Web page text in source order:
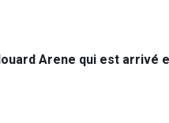
Arene qui est arrivé